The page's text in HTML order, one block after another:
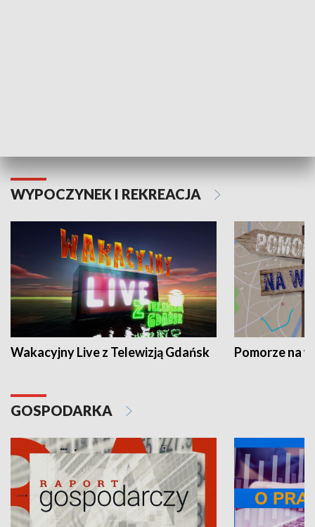
WYPOCZYNEK I REKREACJA
Wakacyjny Live z Telewizją Gdańsk Pomorze na
GOSPODARKA